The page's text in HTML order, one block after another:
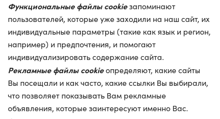
Функциональные файлы cookieзапоминают
пользователей, которые уже заходили на наш сайт, их
индивидуальные параметры (такие как язык и регион,
например) и предпочтения, и помогают
индивидуализировать содержание сайта.
Рекламные файлы cookieопределяют, какие сайты
Вы посещали и как часто, какие ссылки Вы выбирали,
что позволяет показывать Вам рекламные
объявления, которые заинтересуют именно Вас.